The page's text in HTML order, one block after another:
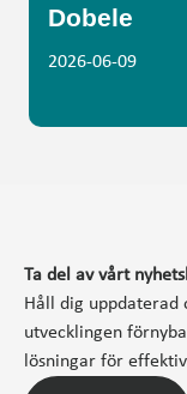
Dobele
2026-06-09
Ta del av vårt
Håll dig uppdaterad
utvecklingen
lösningar för